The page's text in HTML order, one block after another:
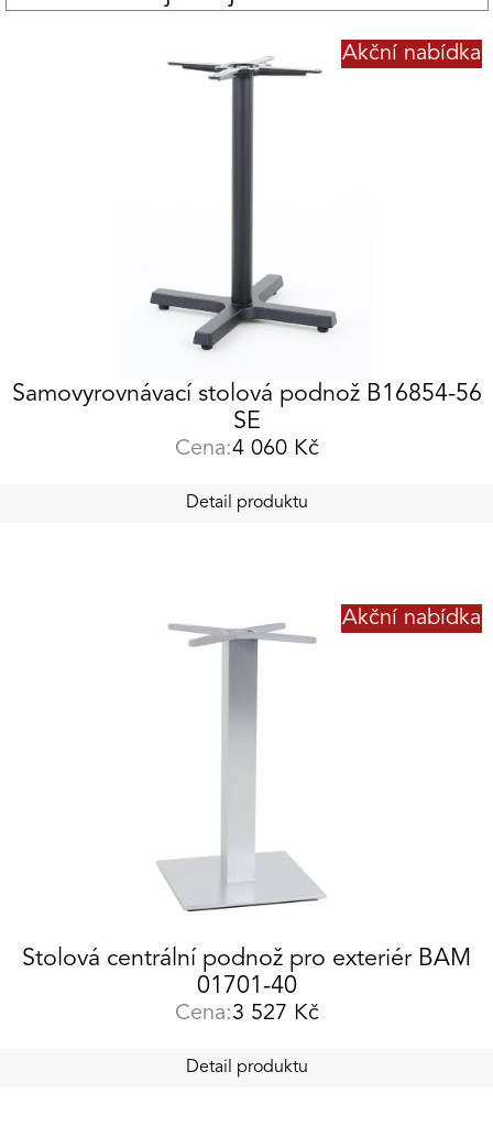
Akční nabídka
Samovyrovnávací stolová podnož B16854-56
SE
Cena:4 060 Kč
Detail produktu
Akční nabídka
Stolová centrální podnož pro exteriér BAM
01701-40
Cena:3 527 Kč
Detail produktu